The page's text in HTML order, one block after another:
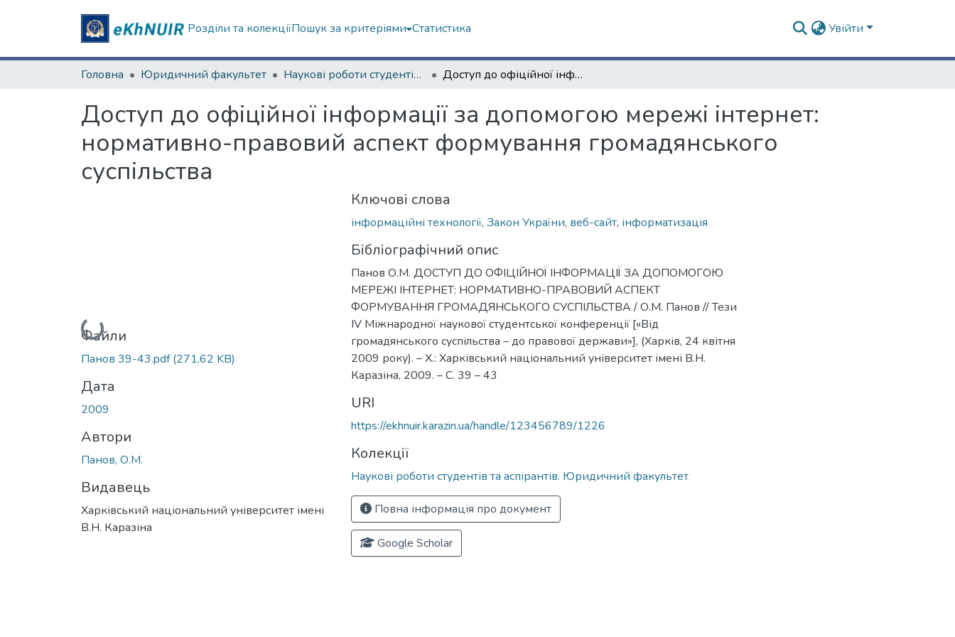
Розділи та колекціїПошук за критеріями Статистика Увійти
Головна Юридичний факультет Наукові роботи студентів та аспірантів. Юридичний факультет Доступ до офіційної інформації за допомогою мережі інтернет: нормативно-правовий аспект формування громадянського суспільства
Доступ до офіційної інформації за допомогою мережі інтернет:
нормативно-правовий аспект формування громадянського
суспільства
Вантажиться...
Файли
Панов 39-43.pdf(271,62 KB)
Дата
2009
Автори
Панов, О.М.
Видавець
Харківський національний університет імені
В.Н. Каразіна
Ключові слова
інформаційні технології, Закон України, веб-сайт, інформатизація
Бібліографічний опис
Панов О.М. ДОСТУП ДО ОФІЦІЙНОЇ ІНФОРМАЦІЇ ЗА ДОПОМОГОЮ
МЕРЕЖІ ІНТЕРНЕТ: НОРМАТИВНО-ПРАВОВИЙ АСПЕКТ
ФОРМУВАННЯ ГРОМАДЯНСЬКОГО СУСПІЛЬСТВА / О.М. Панов // Тези
ІV Міжнародної наукової студентської конференції [«Від
громадянського суспільства – до правової держави»], (Харків, 24 квітня
2009 року). – Х.: Харківський національний університет імені В.Н.
Каразіна, 2009. – С. 39 – 43
URI
https://ekhnuir.karazin.ua/handle/123456789/1226
Колекції
Наукові роботи студентів та аспірантів. Юридичний факультет
Повна інформація про документ
Google Scholar